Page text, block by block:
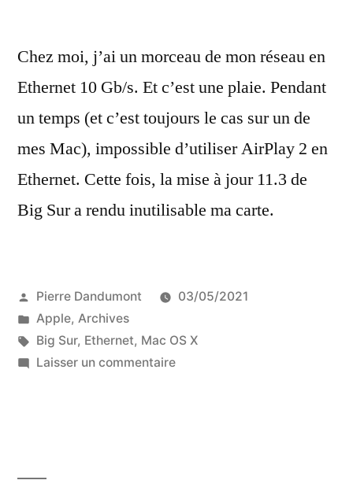
Chez moi, j’ai un morceau de mon réseau en
Ethernet 10 Gb/s. Et c’est une plaie. Pendant
un temps (et c’est toujours le cas sur un de
mes Mac), impossible d’utiliser AirPlay 2 en
Ethernet. Cette fois, la mise à jour 11.3 de
Big Sur a rendu inutilisable ma carte.
Publié
par
Pierre Dandumont
03/05/2021
Publié
dans
Apple, Archives
Étiquettes :
Big Sur, Ethernet, Mac OS X
Laisser un commentairesur